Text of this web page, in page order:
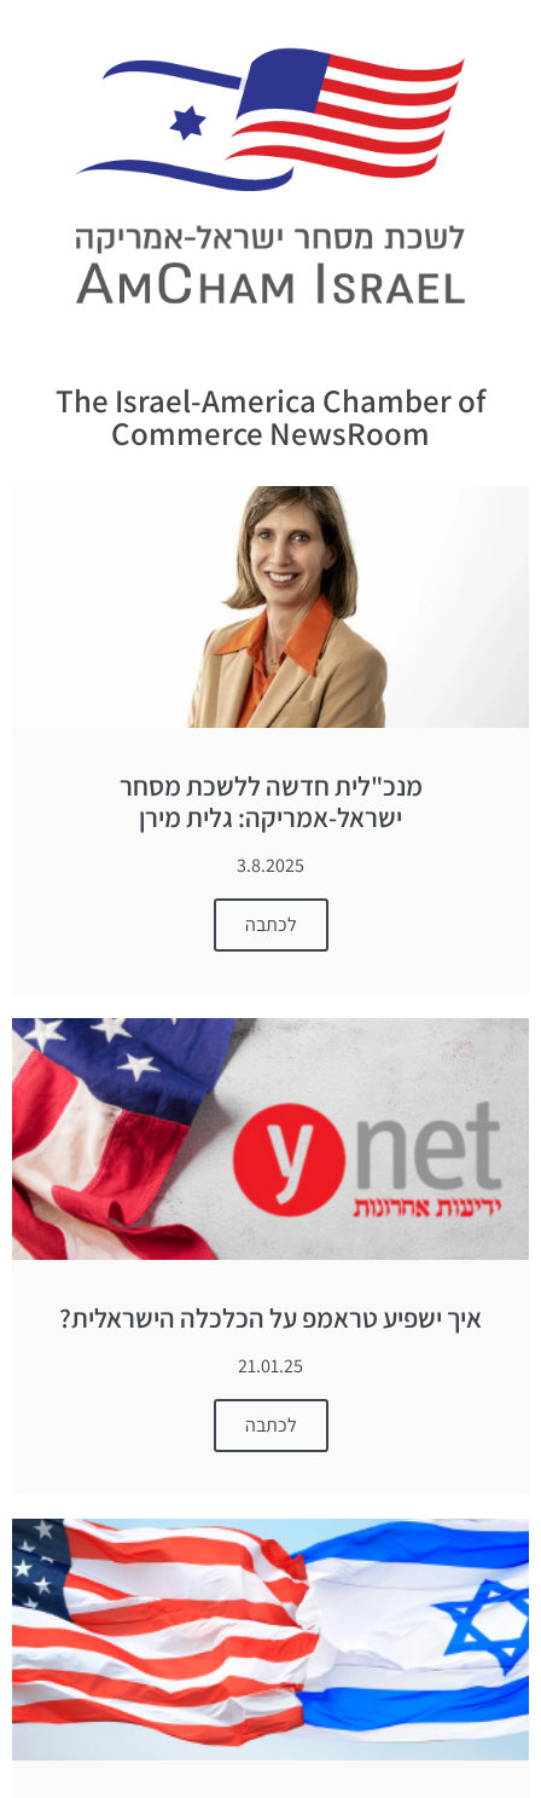
The Israel-America Chamber of
Commerce NewsRoom
מנכ"לית חדשה ללשכת מסחר
ישראל-אמריקה: גלית מירן
3.8.2025
לכתבה
איך ישפיע טראמפ על הכלכלה הישראלית?
21.01.25
לכתבה